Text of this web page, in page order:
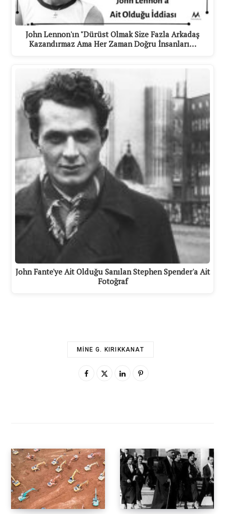
John Lennon'ın "Dürüst Olmak Size Fazla Arkadaş
Kazandırmaz Ama Her Zaman Doğru İnsanları…
John Fante'ye Ait Olduğu Sanılan Stephen Spender'a Ait
Fotoğraf
MINE G. KIRIKKANAT